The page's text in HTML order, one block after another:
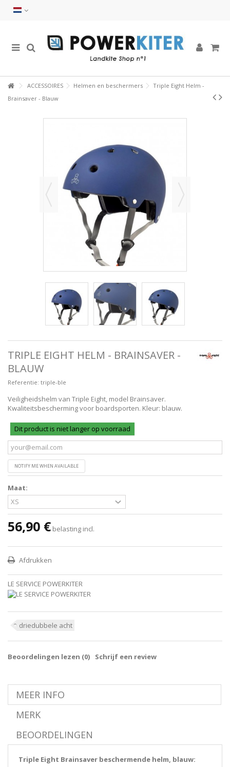
ACCESSOIRES Helmen en beschermers
Triple Eight Helm -
Brainsaver - Blauw
TRIPLE EIGHT HELM - BRAINSAVER -
BLAUW
Referentie: triple-ble
Veiligheidshelm van Triple Eight, model Brainsaver.
Kwaliteitsbescherming voor boardsporten. Kleur: blauw.
Dit product is niet langer op voorraad
NOTIFY ME WHEN AVAILABLE
Maat:
56,90 € belasting incl.
Afdrukken
LE SERVICE POWERKITER
driedubbele acht
Beoordelingen lezen (0) Schrijf een review
MEER INFO
MERK
BEOORDELINGEN
Triple Eight Brainsaver beschermende helm, blauw: